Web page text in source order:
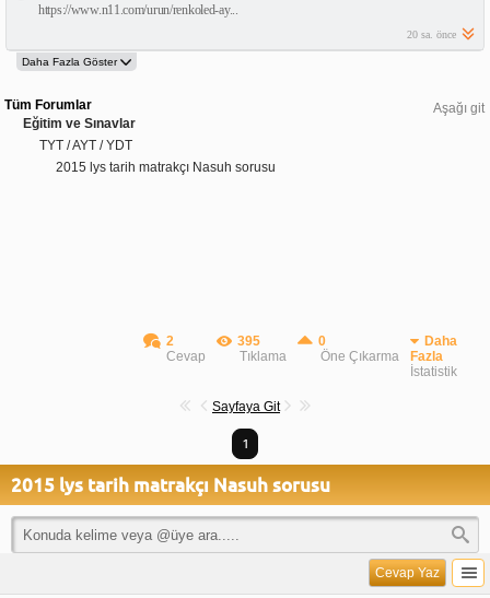
https://www.n11.com/urun/renkoled-ay...
20 sa. önce
Aşağı git
Tüm Forumlar
Eğitim ve Sınavlar
TYT / AYT / YDT
2015 lys tarih matrakçı Nasuh sorusu
2
Cevap
395
Tıklama
0
Öne Çıkarma
Daha
Fazla
İstatistik
Sayfaya Git
1
2015 lys tarih matrakçı Nasuh sorusu
Cevap Yaz